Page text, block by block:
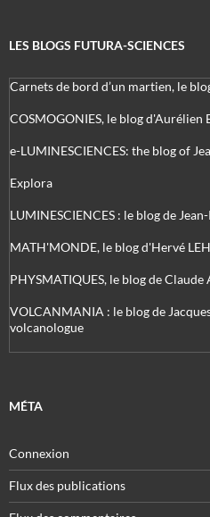
LES BLOGS FUTURA-SCIENCES
Carnets de bord d’un martien, le
COSMOGONIES, le blog d'Aurélien
e-LUMINESCIENCES: the blog of
Explora
LUMINESCIENCES : le blog de
MATH'MONDE, le blog d'Hervé
PHYSMATIQUES, le blog de
VOLCANMANIA : le blog de
volcanologue
MÉTA
Connexion
Flux des publications